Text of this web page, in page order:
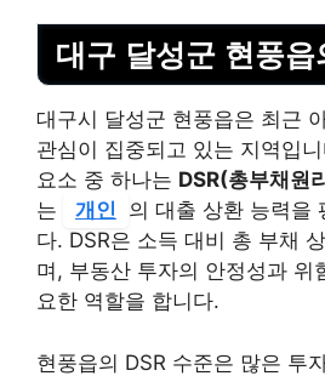
대구 달성군 현풍
대구시 달성군 현풍읍은 최근
관심이 집중되고 있는 지역입
요소 중 하나는 DSR(총부채원
는
개인
의 대출 상환 능력을
다. DSR은 소득 대비 총 부채
며, 부동산 투자의 안정성과 위
요한 역할을 합니다.
현풍읍의 DSR 수준은 많은 투